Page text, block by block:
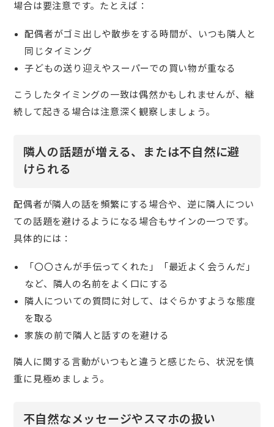
場合は要注意です。たとえば：
配偶者がゴミ出しや散歩をする時間が、いつも隣人と
同じタイミング
子どもの送り迎えやスーパーでの買い物が重なる
こうしたタイミングの一致は偶然かもしれませんが、継
続して起きる場合は注意深く観察しましょう。
隣人の話題が増える、または不自然に避
けられる
配偶者が隣人の話を頻繁にする場合や、逆に隣人につい
ての話題を避けるようになる場合もサインの一つです。
具体的には：
「〇〇さんが手伝ってくれた」「最近よく会うんだ」
など、隣人の名前をよく口にする
隣人についての質問に対して、はぐらかすような態度
を取る
家族の前で隣人と話すのを避ける
隣人に関する言動がいつもと違うと感じたら、状況を慎
重に見極めましょう。
不自然なメッセージやスマホの扱い